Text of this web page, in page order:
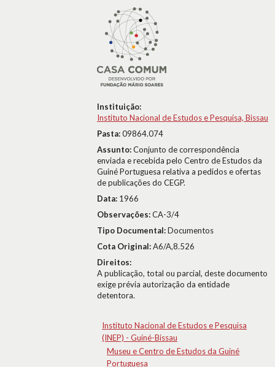
Instituição:
Instituto Nacional de Estudos e Pesquisa, Bissau
Pasta:09864.074
Assunto:Conjunto de correspondência
enviada e recebida pelo Centro de Estudos da
Guiné Portuguesa relativa a pedidos e ofertas
de publicações do CEGP.
Data: 1966
Observações:CA-3/4
Tipo Documental:Documentos
Cota Original:A6/A,8.526
Direitos:
A publicação, total ou parcial, deste documento
exige prévia autorização da entidade
detentora.
Instituto Nacional de Estudos e Pesquisa
(INEP) - Guiné-Bissau
Museu e Centro de Estudos da Guiné
Portuguesa